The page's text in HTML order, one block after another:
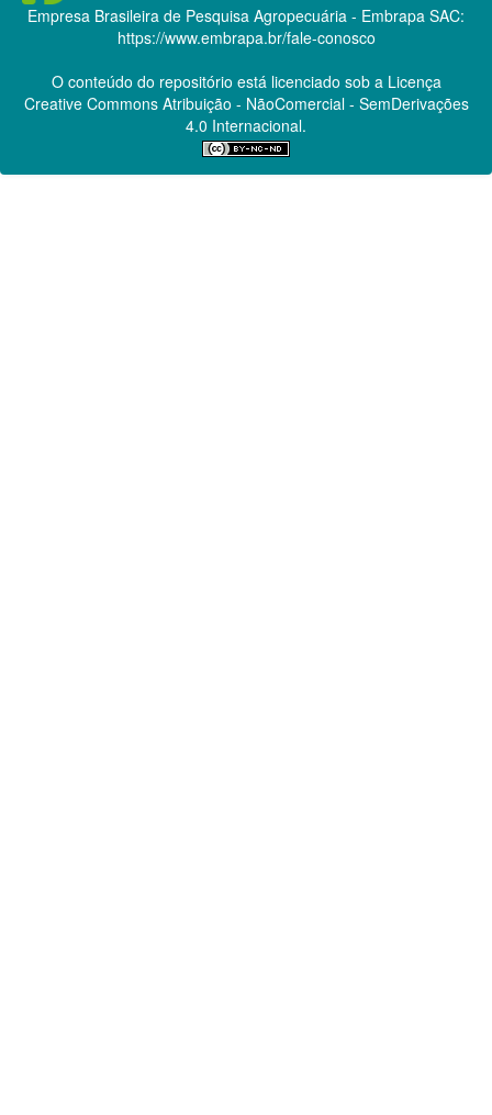
Empresa Brasileira de Pesquisa Agropecuária - Embrapa SAC:
https://www.embrapa.br/fale-conosco
O conteúdo do repositório está licenciado sob a Licença
Creative CommonsAtribuição - NãoComercial - SemDerivações
4.0 Internacional.